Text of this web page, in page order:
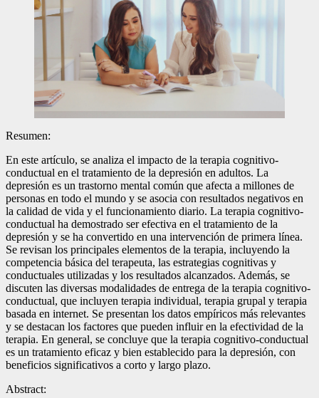
Resumen:
En este artículo, se analiza el impacto de la terapia cognitivo-
conductual en el tratamiento de la depresión en adultos. La
depresión es un trastorno mental común que afecta a millones de
personas en todo el mundo y se asocia con resultados negativos en
la calidad de vida y el funcionamiento diario. La terapia cognitivo-
conductual ha demostrado ser efectiva en el tratamiento de la
depresión y se ha convertido en una intervención de primera línea.
Se revisan los principales elementos de la terapia, incluyendo la
competencia básica del terapeuta, las estrategias cognitivas y
conductuales utilizadas y los resultados alcanzados. Además, se
discuten las diversas modalidades de entrega de la terapia cognitivo-
conductual, que incluyen terapia individual, terapia grupal y terapia
basada en internet. Se presentan los datos empíricos más relevantes
y se destacan los factores que pueden influir en la efectividad de la
terapia. En general, se concluye que la terapia cognitivo-conductual
es un tratamiento eficaz y bien establecido para la depresión, con
beneficios significativos a corto y largo plazo.
Abstract: